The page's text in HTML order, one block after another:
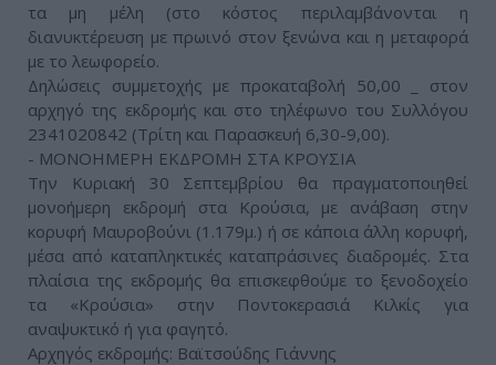
τα μη μέλη (στο κόστος περιλαμβάνονται η
διανυκτέρευση με πρωινό στον ξενώνα και η μεταφορά
με το λεωφορείο.
Δηλώσεις συμμετοχής με προκαταβολή 50,00 _ στον
αρχηγό της εκδρομής και στο τηλέφωνο του Συλλόγου
2341020842 (Τρίτη και Παρασκευή 6,30-9,00).
- ΜΟΝΟΗΜΕΡΗ ΕΚΔΡΟΜΗ ΣΤΑ ΚΡΟΥΣΙΑ
Την Κυριακή 30 Σεπτεμβρίου θα πραγματοποιηθεί
μονοήμερη εκδρομή στα Κρούσια, με ανάβαση στην
κορυφή Μαυροβούνι (1.179μ.) ή σε κάποια άλλη κορυφή,
μέσα από καταπληκτικές καταπράσινες διαδρομές. Στα
πλαίσια της εκδρομής θα επισκεφθούμε το ξενοδοχείο
τα «Κρούσια» στην Ποντοκερασιά Κιλκίς για
αναψυκτικό ή για φαγητό.
Αρχηγός εκδρομής: Βαϊτσούδης Γιάννης